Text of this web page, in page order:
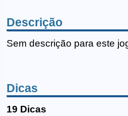
Descrição
Sem descrição para este
Dicas
19 Dicas